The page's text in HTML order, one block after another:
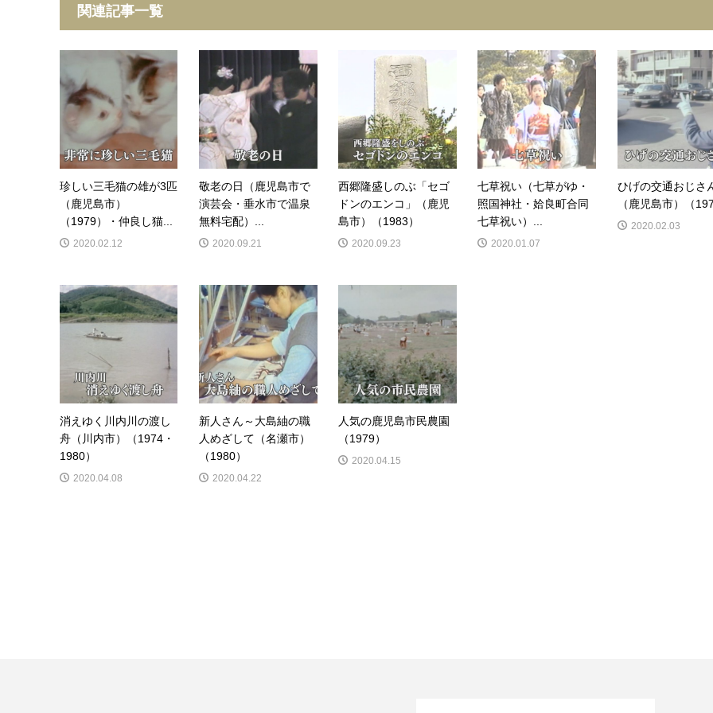
関連記事一覧
珍しい三毛猫の雄が3匹
（鹿児島市）
（1979）・仲良し猫...
2020.02.12
敬老の日（鹿児島市で
演芸会・垂水市で温泉
無料宅配）...
2020.09.21
西郷隆盛しのぶ「セゴ
ドンのエンコ」（鹿児
島市）（1983）
2020.09.23
七草祝い（七草がゆ・
照国神社・姶良町合同
七草祝い）...
2020.01.07
ひげの交通おじさ
（鹿児島市）（
2020.02.03
消えゆく川内川の渡し
舟（川内市）（1974・
1980）
2020.04.08
新人さん～大島紬の職
人めざして（名瀬市）
（1980）
2020.04.22
人気の鹿児島市民農園
（1979）
2020.04.15